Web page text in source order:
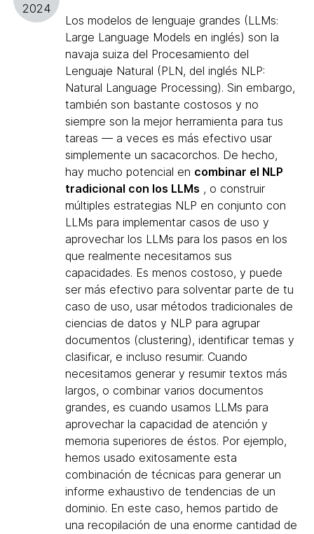
2024
Los modelos de lenguaje grandes (LLMs:
Large Language Models en inglés) son la
navaja suiza del Procesamiento del
Lenguaje Natural (PLN, del inglés NLP:
Natural Language Processing). Sin embargo,
también son bastante costosos y no
siempre son la mejor herramienta para tus
tareas — a veces es más efectivo usar
simplemente un sacacorchos. De hecho,
hay mucho potencial en combinar el NLP
tradicional con los LLMs , o construir
múltiples estrategias NLP en conjunto con
LLMs para implementar casos de uso y
aprovechar los LLMs para los pasos en los
que realmente necesitamos sus
capacidades. Es menos costoso, y puede
ser más efectivo para solventar parte de tu
caso de uso, usar métodos tradicionales de
ciencias de datos y NLP para agrupar
documentos (clustering), identificar temas y
clasificar, e incluso resumir. Cuando
necesitamos generar y resumir textos más
largos, o combinar varios documentos
grandes, es cuando usamos LLMs para
aprovechar la capacidad de atención y
memoria superiores de éstos. Por ejemplo,
hemos usado exitosamente esta
combinación de técnicas para generar un
informe exhaustivo de tendencias de un
dominio. En este caso, hemos partido de
una recopilación de una enorme cantidad de